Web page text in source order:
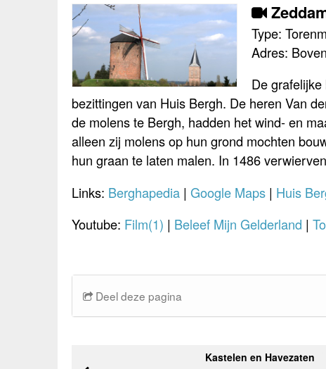
Type:
Adres:
De
bezittingen van Huis Bergh. De heren Van
de molens te Bergh, hadden het wind- en
alleen zij molens op hun grond mochten
hun graan te laten malen. In 1486
Links: Berghapedia | Google Maps | Huis
Youtube: Film(1) | Beleef Mijn Gelderland |
Deel deze pagina
Kastelen en Havezaten